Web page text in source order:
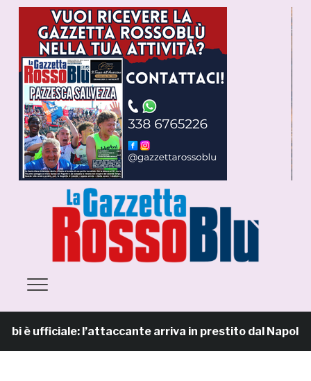
ufficiale: l’attaccante arriva in prestito dal Napoli